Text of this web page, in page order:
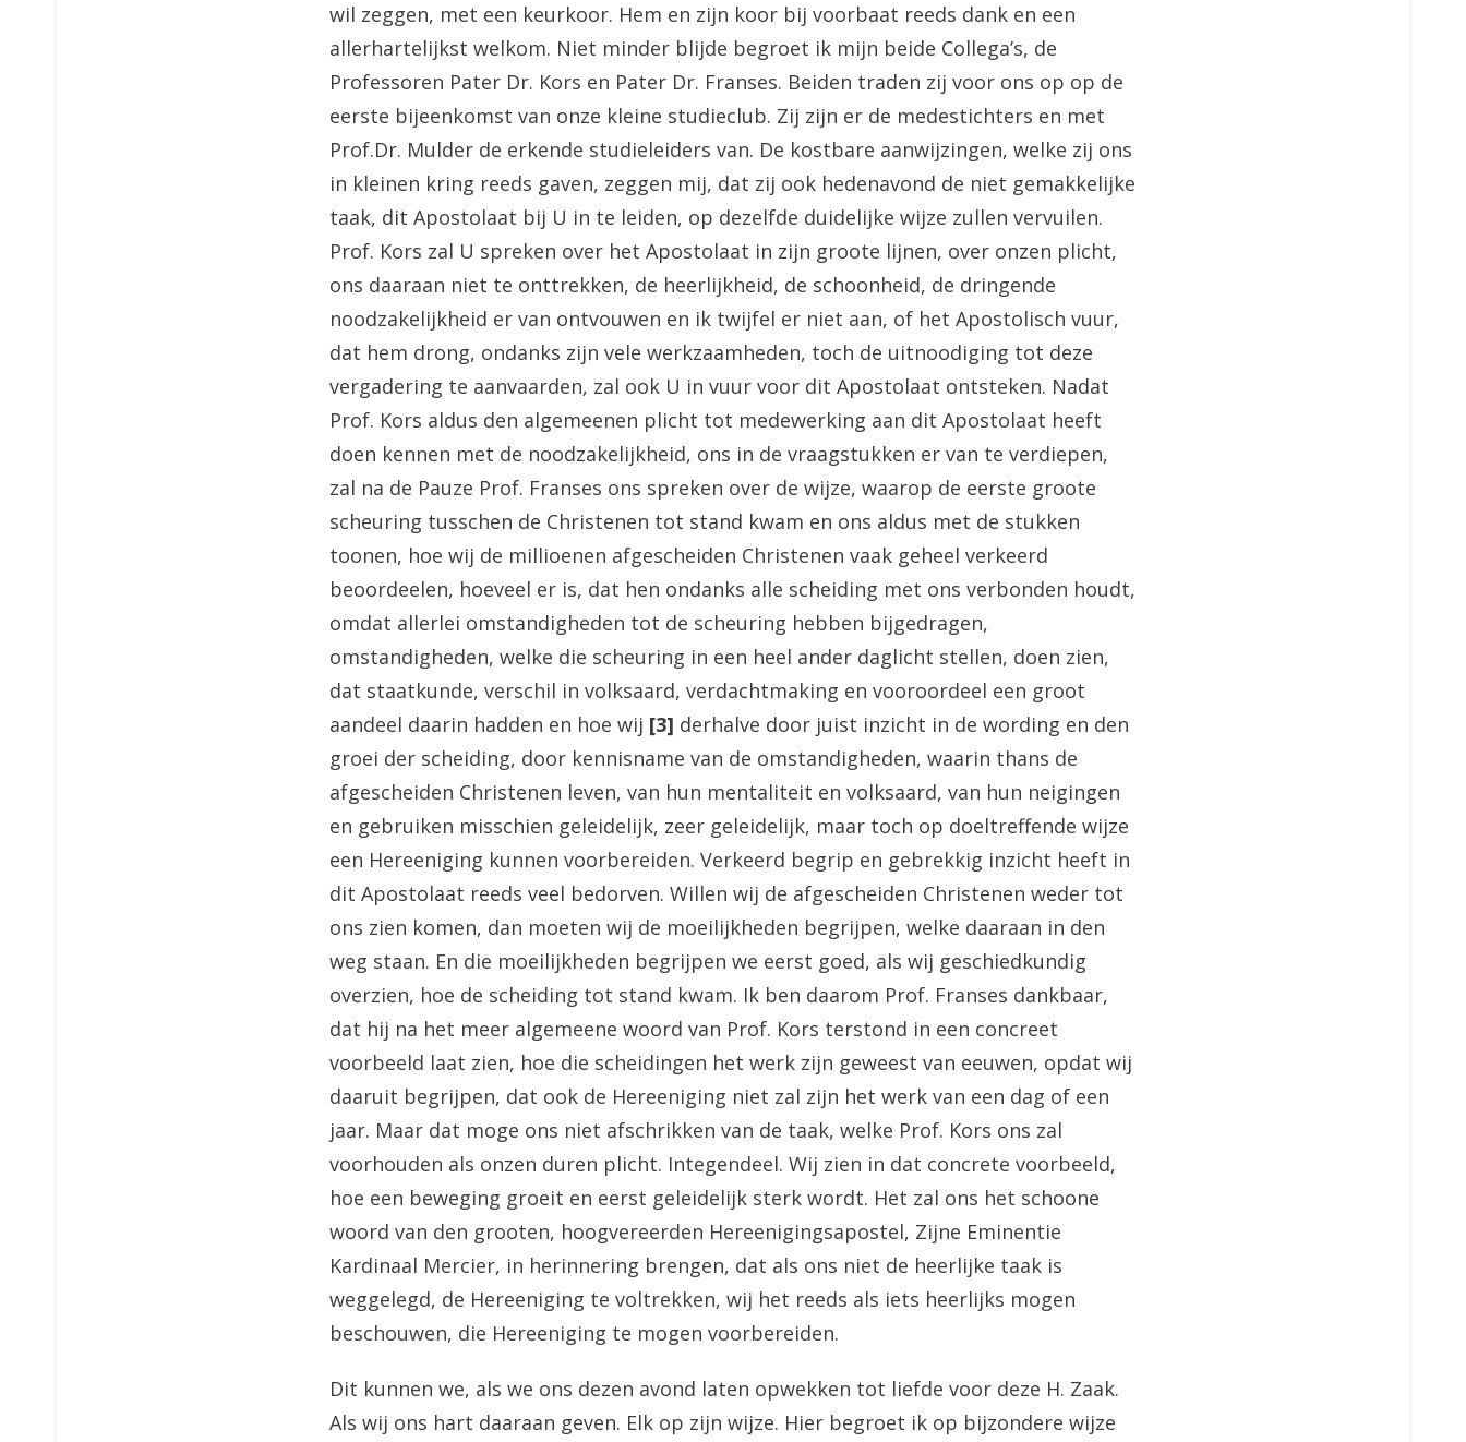
wil zeggen, met een keurkoor. Hem en zijn koor bij voorbaat reeds dank en een
allerhartelijkst welkom. Niet minder blijde begroet ik mijn beide Collega’s, de
Professoren Pater Dr. Kors en Pater Dr. Franses. Beiden traden zij voor ons op op de
eerste bijeenkomst van onze kleine studieclub. Zij zijn er de medestichters en met
Prof.Dr. Mulder de erkende studieleiders van. De kostbare aanwijzingen, welke zij ons
in kleinen kring reeds gaven, zeggen mij, dat zij ook hedenavond de niet gemakkelijke
taak, dit Apostolaat bij U in te leiden, op dezelfde duidelijke wijze zullen vervuilen.
Prof. Kors zal U spreken over het Apostolaat in zijn groote lijnen, over onzen plicht,
ons daaraan niet te onttrekken, de heerlijkheid, de schoonheid, de dringende
noodzakelijkheid er van ontvouwen en ik twijfel er niet aan, of het Apostolisch vuur,
dat hem drong, ondanks zijn vele werkzaamheden, toch de uitnoodiging tot deze
vergadering te aanvaarden, zal ook U in vuur voor dit Apostolaat ontsteken. Nadat
Prof. Kors aldus den algemeenen plicht tot medewerking aan dit Apostolaat heeft
doen kennen met de noodzakelijkheid, ons in de vraagstukken er van te verdiepen,
zal na de Pauze Prof. Franses ons spreken over de wijze, waarop de eerste groote
scheuring tusschen de Christenen tot stand kwam en ons aldus met de stukken
toonen, hoe wij de millioenen afgescheiden Christenen vaak geheel verkeerd
beoordeelen, hoeveel er is, dat hen ondanks alle scheiding met ons verbonden houdt,
omdat allerlei omstandigheden tot de scheuring hebben bijgedragen,
omstandigheden, welke die scheuring in een heel ander daglicht stellen, doen zien,
dat staatkunde, verschil in volksaard, verdachtmaking en vooroordeel een groot
aandeel daarin hadden en hoe wij [3] derhalve door juist inzicht in de wording en den
groei der scheiding, door kennisname van de omstandigheden, waarin thans de
afgescheiden Christenen leven, van hun mentaliteit en volksaard, van hun neigingen
en gebruiken misschien geleidelijk, zeer geleidelijk, maar toch op doeltreffende wijze
een Hereeniging kunnen voorbereiden. Verkeerd begrip en gebrekkig inzicht heeft in
dit Apostolaat reeds veel bedorven. Willen wij de afgescheiden Christenen weder tot
ons zien komen, dan moeten wij de moeilijkheden begrijpen, welke daaraan in den
weg staan. En die moeilijkheden begrijpen we eerst goed, als wij geschiedkundig
overzien, hoe de scheiding tot stand kwam. Ik ben daarom Prof. Franses dankbaar,
dat hij na het meer algemeene woord van Prof. Kors terstond in een concreet
voorbeeld laat zien, hoe die scheidingen het werk zijn geweest van eeuwen, opdat wij
daaruit begrijpen, dat ook de Hereeniging niet zal zijn het werk van een dag of een
jaar. Maar dat moge ons niet afschrikken van de taak, welke Prof. Kors ons zal
voorhouden als onzen duren plicht. Integendeel. Wij zien in dat concrete voorbeeld,
hoe een beweging groeit en eerst geleidelijk sterk wordt. Het zal ons het schoone
woord van den grooten, hoogvereerden Hereenigingsapostel, Zijne Eminentie
Kardinaal Mercier, in herinnering brengen, dat als ons niet de heerlijke taak is
weggelegd, de Hereeniging te voltrekken, wij het reeds als iets heerlijks mogen
beschouwen, die Hereeniging te mogen voorbereiden.
Dit kunnen we, als we ons dezen avond laten opwekken tot liefde voor deze H. Zaak.
Als wij ons hart daaraan geven. Elk op zijn wijze. Hier begroet ik op bijzondere wijze